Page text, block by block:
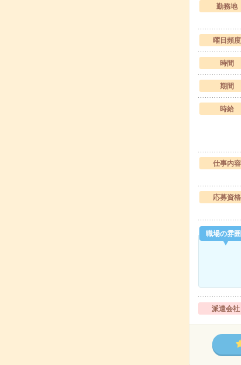
勤務地
曜日頻度
時間
期間
時給
仕事内容
応募資格
職場の雰
派遣会社